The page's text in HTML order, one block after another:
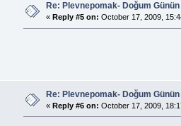
Re: Plevnepomak- Doğum
« Reply #5 on: October 17, 2009,
Re: Plevnepomak- Doğum
« Reply #6 on: October 17, 2009,